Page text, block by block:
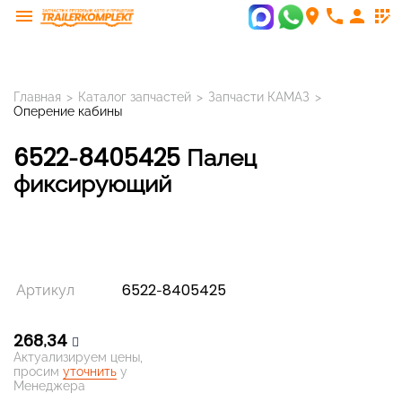
menu room phone person app_registration
Главная > Каталог запчастей > Запчасти КАМАЗ >
Оперение кабины
6522-8405425 Палец
фиксирующий
Артикул 6522-8405425
268,34
Актуализируем цены,
просим уточнить у
Менеджера